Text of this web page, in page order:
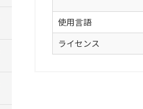
使用言語
ライセンス